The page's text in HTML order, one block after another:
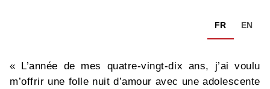
FR EN
« L’année de mes quatre-vingt-dix ans, j’ai voulu
m’offrir une folle nuit d’amour avec une adolescente